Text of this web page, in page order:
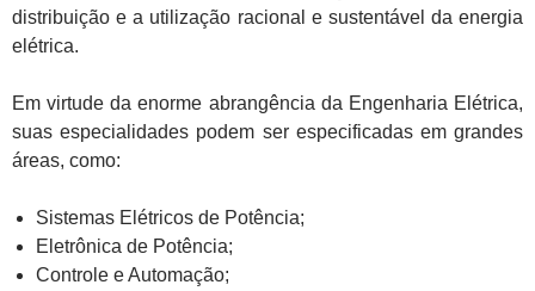
distribuição e a utilização racional e sustentável da energia
elétrica.
Em virtude da enorme abrangência da Engenharia Elétrica,
suas especialidades podem ser especificadas em grandes
áreas, como:
Sistemas Elétricos de Potência;
Eletrônica de Potência;
Controle e Automação;